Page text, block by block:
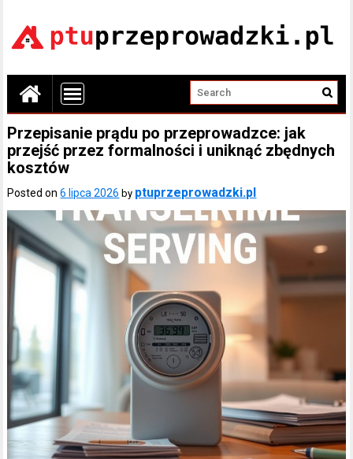
Przepisanie prądu po przeprowadzce: jak
przejść przez formalności i uniknąć zbędnych
kosztów
Posted on6 lipca 2026 by ptuprzeprowadzki.pl